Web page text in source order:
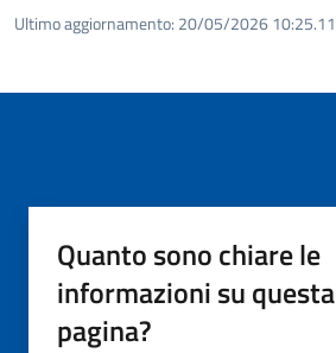
Ultimo aggiornamento: 20/05/2026 10:25.11
Quanto sono chiare le
informazioni su questa
pagina?